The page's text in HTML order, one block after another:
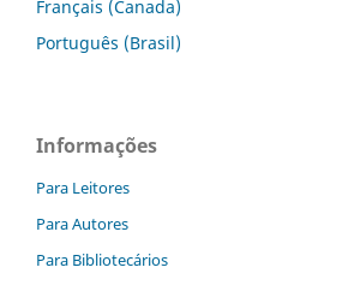
Français (Canada)
Português (Brasil)
Informações
Para Leitores
Para Autores
Para Bibliotecários